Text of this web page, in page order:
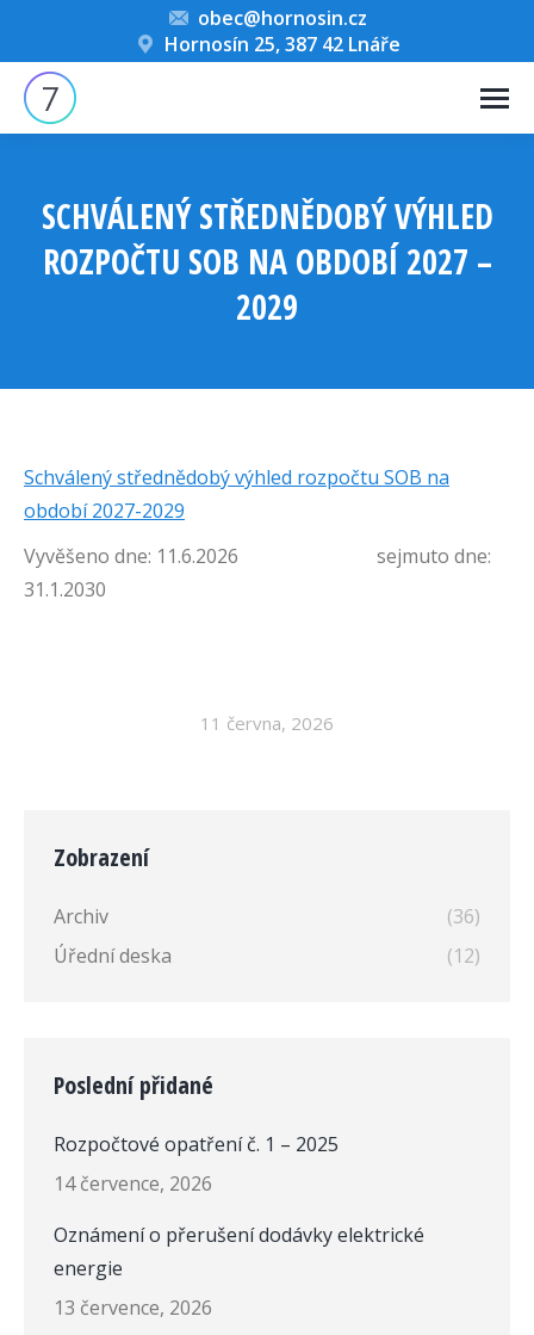
obec@hornosin.cz
Hornosín 25, 387 42 Lnáře
SCHVÁLENÝ STŘEDNĚDOBÝ VÝHLED
ROZPOČTU SOB NA OBDOBÍ 2027 –
2029
Schválený střednědobý výhled rozpočtu SOB na
období 2027-2029
Vyvěšeno dne: 11.6.2026 sejmuto dne:
31.1.2030
11 června, 2026
Zobrazení
Archiv
(36)
Úřední deska
(12)
Poslední přidané
Rozpočtové opatření č. 1 – 2025
14 července, 2026
Oznámení o přerušení dodávky elektrické
energie
13 července, 2026